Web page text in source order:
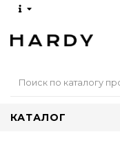
КАТАЛОГ